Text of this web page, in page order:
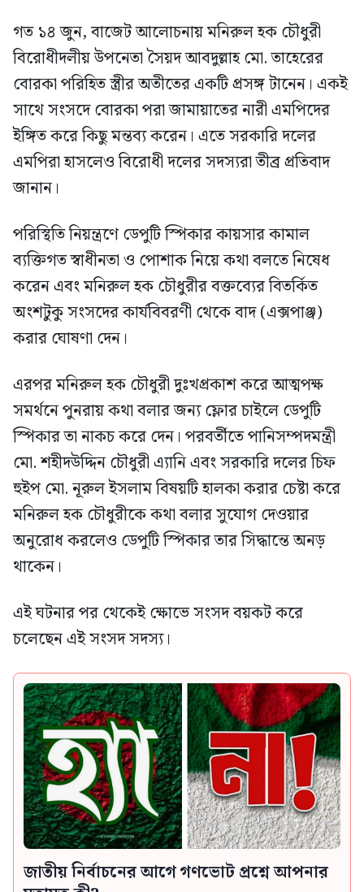
গত ১৪ জুন, বাজেট আলোচনায় মনিরুল হক চৌধুরী
বিরোধীদলীয় উপনেতা সৈয়দ আবদুল্লাহ মো. তাহেরের
বোরকা পরিহিত স্ত্রীর অতীতের একটি প্রসঙ্গ টানেন। একই
সাথে সংসদে বোরকা পরা জামায়াতের নারী এমপিদের
ইঙ্গিত করে কিছু মন্তব্য করেন। এতে সরকারি দলের
এমপিরা হাসলেও বিরোধী দলের সদস্যরা তীব্র প্রতিবাদ
জানান।
পরিস্থিতি নিয়ন্ত্রণে ডেপুটি স্পিকার কায়সার কামাল
ব্যক্তিগত স্বাধীনতা ও পোশাক নিয়ে কথা বলতে নিষেধ
করেন এবং মনিরুল হক চৌধুরীর বক্তব্যের বিতর্কিত
অংশটুকু সংসদের কার্যবিবরণী থেকে বাদ (এক্সপাঞ্জ)
করার ঘোষণা দেন।
এরপর মনিরুল হক চৌধুরী দুঃখপ্রকাশ করে আত্মপক্ষ
সমর্থনে পুনরায় কথা বলার জন্য ফ্লোর চাইলে ডেপুটি
স্পিকার তা নাকচ করে দেন। পরবর্তীতে পানিসম্পদমন্ত্রী
মো. শহীদউদ্দিন চৌধুরী এ্যানি এবং সরকারি দলের চিফ
হুইপ মো. নূরুল ইসলাম বিষয়টি হালকা করার চেষ্টা করে
মনিরুল হক চৌধুরীকে কথা বলার সুযোগ দেওয়ার
অনুরোধ করলেও ডেপুটি স্পিকার তার সিদ্ধান্তে অনড়
থাকেন।
এই ঘটনার পর থেকেই ক্ষোভে সংসদ বয়কট করে
চলেছেন এই সংসদ সদস্য।
জাতীয় নির্বাচনের আগে গণভোট প্রশ্নে আপনার